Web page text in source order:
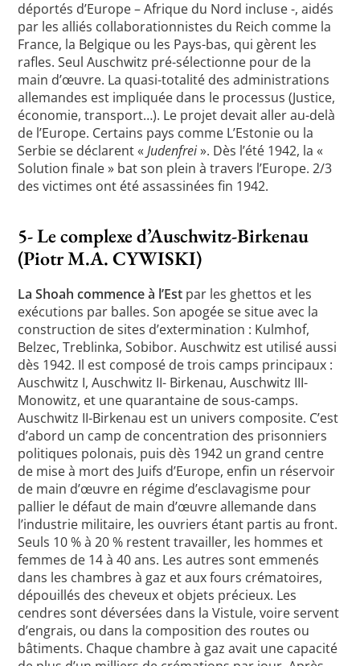
déportés d’Europe – Afrique du Nord incluse -, aidés
par les alliés collaborationnistes du Reich comme la
France, la Belgique ou les Pays-bas, qui gèrent les
rafles. Seul Auschwitz pré-sélectionne pour de la
main d’œuvre. La quasi-totalité des administrations
allemandes est impliquée dans le processus (Justice,
économie, transport…). Le projet devait aller au-delà
de l’Europe. Certains pays comme L’Estonie ou la
Serbie se déclarent «Judenfrei». Dès l’été 1942, la «
Solution finale » bat son plein à travers l’Europe. 2/3
des victimes ont été assassinées fin 1942.
5- Le complexe d’Auschwitz-Birkenau
(Piotr M.A. CYWISKI)
La Shoah commence à l’Est par les ghettos et les
exécutions par balles. Son apogée se situe avec la
construction de sites d’extermination : Kulmhof,
Belzec, Treblinka, Sobibor. Auschwitz est utilisé aussi
dès 1942. Il est composé de trois camps principaux :
Auschwitz I, Auschwitz II- Birkenau, Auschwitz III-
Monowitz, et une quarantaine de sous-camps.
Auschwitz II-Birkenau est un univers composite. C’est
d’abord un camp de concentration des prisonniers
politiques polonais, puis dès 1942 un grand centre
de mise à mort des Juifs d’Europe, enfin un réservoir
de main d’œuvre en régime d’esclavagisme pour
pallier le défaut de main d’œuvre allemande dans
l’industrie militaire, les ouvriers étant partis au front.
Seuls 10 % à 20 % restent travailler, les hommes et
femmes de 14 à 40 ans. Les autres sont emmenés
dans les chambres à gaz et aux fours crématoires,
dépouillés des cheveux et objets précieux. Les
cendres sont déversées dans la Vistule, voire servent
d’engrais, ou dans la composition des routes ou
bâtiments. Chaque chambre à gaz avait une capacité